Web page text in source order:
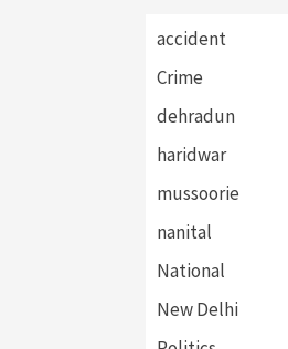
accident
Crime
dehradun
haridwar
mussoorie
nanital
National
New Delhi